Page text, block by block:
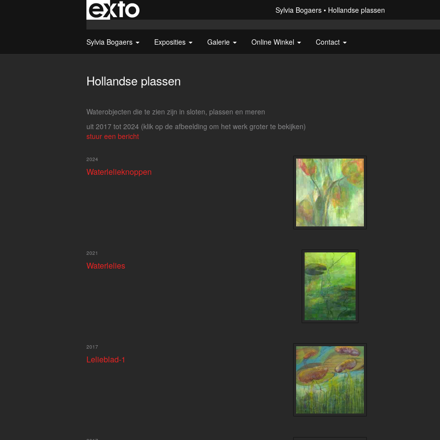
Sylvia Bogaers Hollandse plassen
Sylvia Bogaers Exposities Galerie Online Winkel Contact
Hollandse plassen
Waterobjecten die te zien zijn in sloten, plassen en meren
uit 2017 tot 2024 (klik op de afbeelding om het werk groter te bekijken)
stuur een bericht
Waterlelieknoppen
2024
Waterlelies
2021
Lelieblad-1
2017